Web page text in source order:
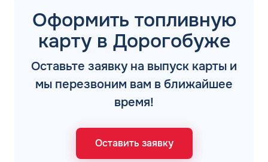
Оформить топливную
карту в Дорогобуже
Оставьте заявку на выпуск карты и
мы перезвоним вам в ближайшее
время!
Оставить заявку